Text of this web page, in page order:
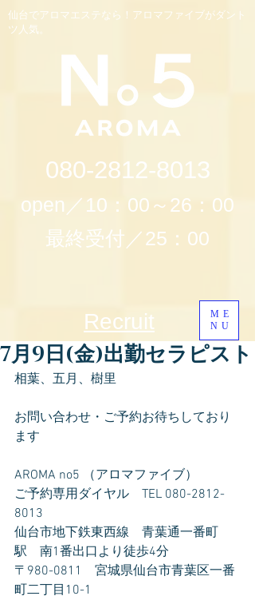
仙台でアロマエステなら！アロマファイブがダント
ツ人気。
080-2812-8013
open／10：00～26：00
最終受付／25：00
ME
NU
Recruit
7月9日(金)出勤セラピスト
相葉、五月、樹里
お問い合わせ・ご予約お待ちしており
ます
AROMA no5 （アロマファイブ）
ご予約専用ダイヤル　TEL 080-2812-
8013
仙台市地下鉄東西線　青葉通一番町
駅　南1番出口より徒歩4分
〒980-0811　宮城県仙台市青葉区一番
町二丁目10-1